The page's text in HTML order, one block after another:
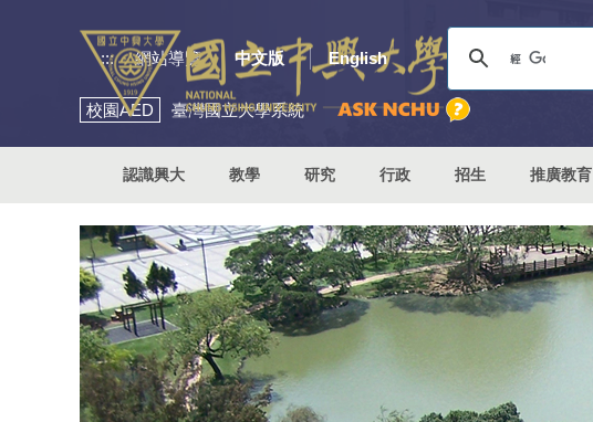
::: 網站導覽 中文版 English
校園AED 臺灣國立大學系統
認識興大 教學 研究 行政 招生 推廣教育